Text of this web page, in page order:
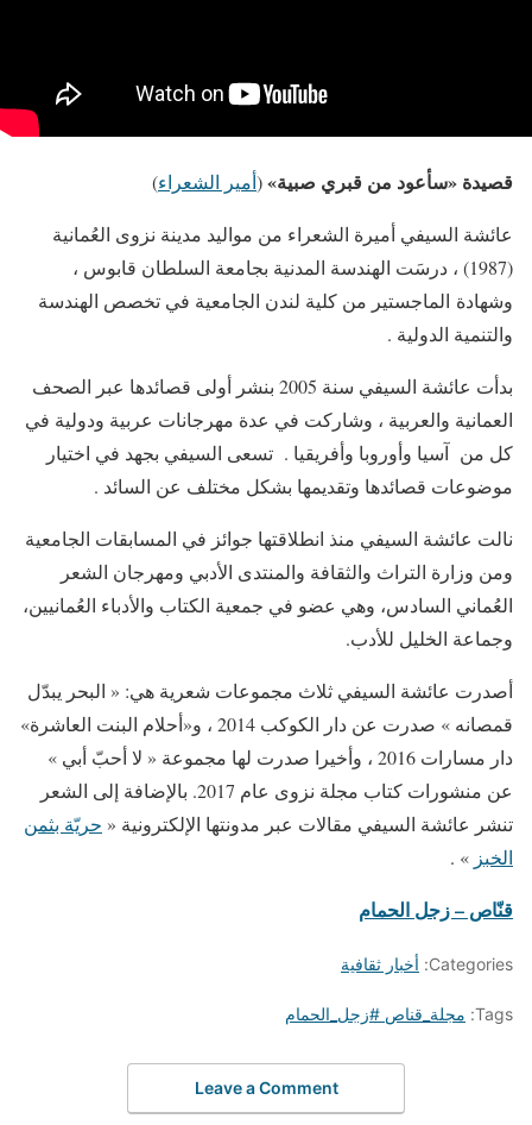
قصيدة «سأعود من قبري صبية»(أمير الشعراء)
عائشة السيفي أميرة الشعراء من مواليد مدينة نزوى العُمانية
(1987) ، درسَت الهندسة المدنية بجامعة السلطان قابوس ،
وشهادة الماجستير من كلية لندن الجامعية في تخصص الهندسة
والتنمية الدولية .
بدأت عائشة السيفي سنة 2005 بنشر أولى قصائدها عبر الصحف
العمانية والعربية ، وشاركت في عدة مهرجانات عربية ودولية في
كل من آسيا وأوروبا وأفريقيا . تسعى السيفي بجهد في اختيار
موضوعات قصائدها وتقديمها بشكل مختلف عن السائد .
نالت عائشة السيفي منذ انطلاقتها جوائز في المسابقات الجامعية
ومن وزارة التراث والثقافة والمنتدى الأدبي ‏ومهرجان الشعر
العُماني السادس، وهي عضو في جمعية الكتاب والأدباء العُمانيين،
‏وجماعة الخليل للأدب.‏
أصدرت عائشة السيفي ثلاث مجموعات شعرية هي: « البحر يبدّل
قمصانه » صدرت عن دار الكوكب 2014 ، و«أحلام البنت العاشرة»
دار مسارات 2016 ، وأخيرا صدرت لها مجموعة « لا أحبّ أبي »
عن منشورات كتاب مجلة نزوى عام 2017. بالإضافة إلى الشعر
تنشر عائشة السيفي مقالات عبر مدونتها الإلكترونية « حريّة بثمن
الخبز » .
قنّاص – زجل الحمام
Categories: أخبار ثقافية
Tags: مجلة_قناص #زجل_الحمام
Leave a Comment